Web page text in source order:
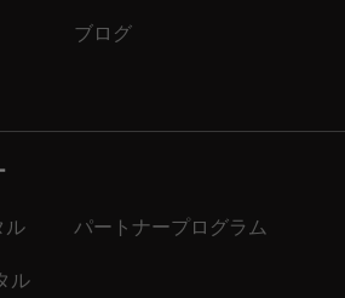
ブログ
ル パートナープログラム
ル